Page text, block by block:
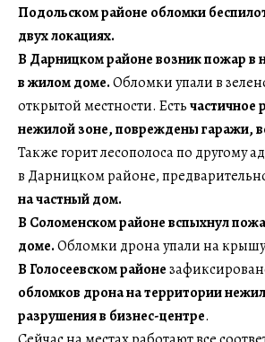
Подольском районе обломки
двух локациях.
В Дарницком районе возник пожар в
в жилом доме.Обломки упали в
открытой местности. Естьчастичное
нежилой зоне, повреждены гаражи,
Также горит лесополоса по другому
в Дарницком районе,
на частный дом.
В Соломенском районе вспыхнул
доме.Обломки дрона упали на
В Голосеевском районе
обломков дрона на территории
разрушения в бизнес-центре.